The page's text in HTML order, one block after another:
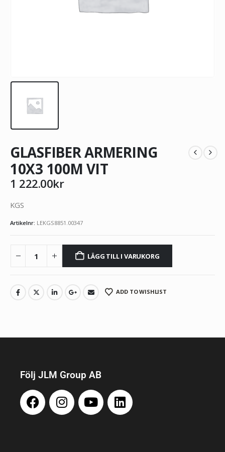
GLASFIBER ARMERING
10X3 100M VIT
1 222.00kr
KGS
Artikelnr: LEKGS8851.00347
LÄGG TILL I VARUKORG
ADD TO WISHLIST
Följ JLM Group AB